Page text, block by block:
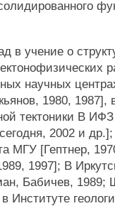
в учение о
научных
1980, 1987],
тектоники В
2002 и
МГУ [Гептнер,
1997]; В
Бабичев, 1989;
Институте